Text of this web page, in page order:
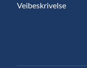
Veibeskrivelse